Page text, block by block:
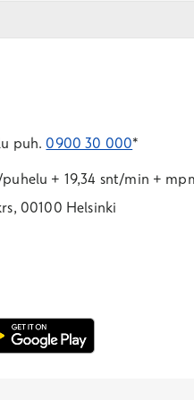
puh. 0900 30 000*
+ 19,34 snt/min +
00100 Helsinki